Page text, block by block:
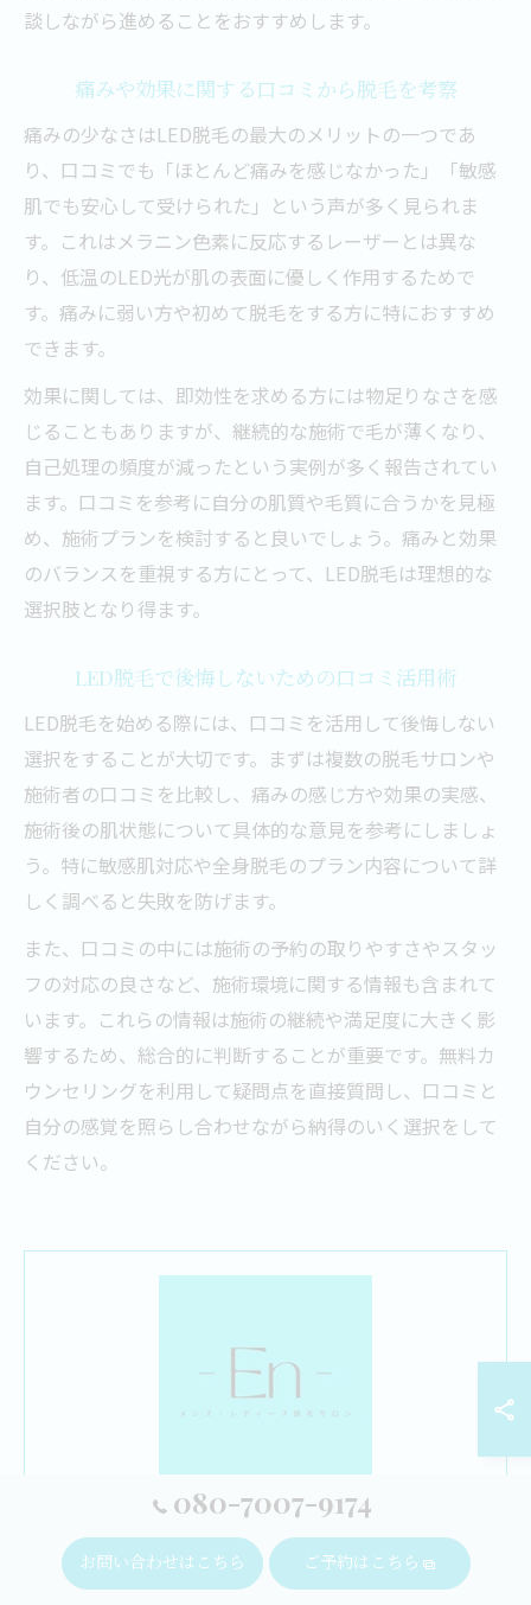
談しながら進めることをおすすめします。
痛みや効果に関する口コミから脱毛を考察
痛みの少なさはLED脱毛の最大のメリットの一つであ
り、口コミでも「ほとんど痛みを感じなかった」「敏感
肌でも安心して受けられた」という声が多く見られま
す。これはメラニン色素に反応するレーザーとは異な
り、低温のLED光が肌の表面に優しく作用するためで
す。痛みに弱い方や初めて脱毛をする方に特におすすめ
できます。
効果に関しては、即効性を求める方には物足りなさを感
じることもありますが、継続的な施術で毛が薄くなり、
自己処理の頻度が減ったという実例が多く報告されてい
ます。口コミを参考に自分の肌質や毛質に合うかを見極
め、施術プランを検討すると良いでしょう。痛みと効果
のバランスを重視する方にとって、LED脱毛は理想的な
選択肢となり得ます。
LED脱毛で後悔しないための口コミ活用術
LED脱毛を始める際には、口コミを活用して後悔しない
選択をすることが大切です。まずは複数の脱毛サロンや
施術者の口コミを比較し、痛みの感じ方や効果の実感、
施術後の肌状態について具体的な意見を参考にしましょ
う。特に敏感肌対応や全身脱毛のプラン内容について詳
しく調べると失敗を防げます。
また、口コミの中には施術の予約の取りやすさやスタッ
フの対応の良さなど、施術環境に関する情報も含まれて
います。これらの情報は施術の継続や満足度に大きく影
響するため、総合的に判断することが重要です。無料カ
ウンセリングを利用して疑問点を直接質問し、口コミと
自分の感覚を照らし合わせながら納得のいく選択をして
ください。
す。まずはご自身に合うかどうかサロンの脱毛を試してみ
ませんか。恵比寿にて、納得して施術を受けていただける
080-7007-9174
お問い合わせはこちら ご予約はこちら